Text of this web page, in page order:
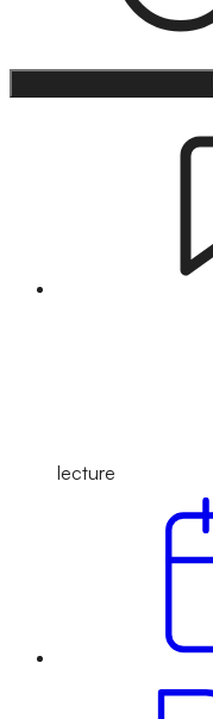
lecture